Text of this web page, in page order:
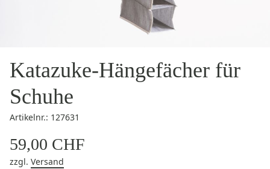
Katazuke-Hängefächer für
Schuhe
Artikelnr.: 127631
59,00 CHF
zzgl. Versand